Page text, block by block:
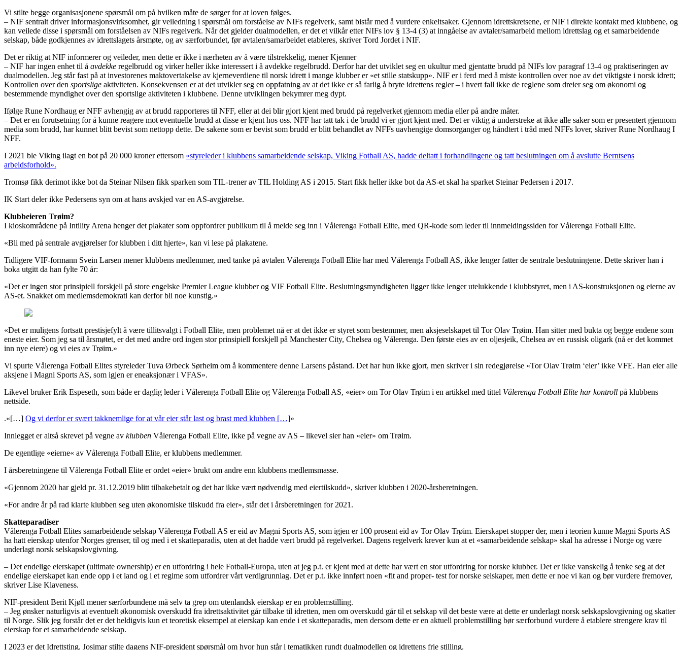
Vi stilte begge organisasjonene spørsmål om på hvilken måte de sørger for at loven følges.
– NIF sentralt driver informasjonsvirksomhet, gir veiledning i spørsmål om forståelse av NIFs regelverk, samt bistår med å vurdere enkeltsaker. Gjennom idrettskretsene, er NIF i direkte kontakt med klubbene, og
kan veilede disse i spørsmål om forståelsen av NIFs regelverk. Når det gjelder dualmodellen, er det et vilkår etter NIFs lov § 13-4 (3) at inngåelse av avtaler/samarbeid mellom idrettslag og et samarbeidende
selskap, både godkjennes av idrettslagets årsmøte, og av særforbundet, før avtalen/samarbeidet etableres, skriver Tord Jordet i NIF.
Det er riktig at NIF informerer og veileder, men dette er ikke i nærheten av å være tilstrekkelig, mener Kjenner
– NIF har ingen enhet til å avdekke regelbrudd og virker heller ikke interessert i å avdekke regelbrudd. Derfor har det utviklet seg en ukultur med gjentatte brudd på NIFs lov paragraf 13-4 og praktiseringen av
dualmodellen. Jeg står fast på at investorenes maktovertakelse av kjerneverdiene til norsk idrett i mange klubber er «et stille statskupp». NIF er i ferd med å miste kontrollen over noe av det viktigste i norsk idrett;
Kontrollen over den sportslige aktiviteten. Konsekvensen er at det utvikler seg en oppfatning av at det ikke er så farlig å bryte idrettens regler – i hvert fall ikke de reglene som dreier seg om økonomi og
bestemmende myndighet over den sportslige aktiviteten i klubbene. Denne utviklingen bekymrer meg dypt.
Ifølge Rune Nordhaug er NFF avhengig av at brudd rapporteres til NFF, eller at dei blir gjort kjent med brudd på regelverket gjennom media eller på andre måter.
– Det er en forutsetning for å kunne reagere mot eventuelle brudd at disse er kjent hos oss. NFF har tatt tak i de brudd vi er gjort kjent med. Det er viktig å understreke at ikke alle saker som er presentert gjennom
media som brudd, har kunnet blitt bevist som nettopp dette. De sakene som er bevist som brudd er blitt behandlet av NFFs uavhengige domsorganger og håndtert i tråd med NFFs lover, skriver Rune Nordhaug I
NFF.
I 2021 ble Viking ilagt en bot på 20 000 kroner ettersom «styreleder i klubbens samarbeidende selskap, Viking Fotball AS, hadde deltatt i forhandlingene og tatt beslutningen om å avslutte Berntsens
arbeidsforhold».
Tromsø fikk derimot ikke bot da Steinar Nilsen fikk sparken som TIL-trener av TIL Holding AS i 2015. Start fikk heller ikke bot da AS-et skal ha sparket Steinar Pedersen i 2017.
IK Start deler ikke Pedersens syn om at hans avskjed var en AS-avgjørelse.
Klubbeieren Trøim?
I kioskområdene på Intility Arena henger det plakater som oppfordrer publikum til å melde seg inn i Vålerenga Fotball Elite, med QR-kode som leder til innmeldingssiden for Vålerenga Fotball Elite.
«Bli med på sentrale avgjørelser for klubben i ditt hjerte», kan vi lese på plakatene.
Tidligere VIF-formann Svein Larsen mener klubbens medlemmer, med tanke på avtalen Vålerenga Fotball Elite har med Vålerenga Fotball AS, ikke lenger fatter de sentrale beslutningene. Dette skriver han i
boka utgitt da han fylte 70 år:
«Det er ingen stor prinsipiell forskjell på store engelske Premier League klubber og VIF Fotball Elite. Beslutningsmyndigheten ligger ikke lenger utelukkende i klubbstyret, men i AS-konstruksjonen og eierne av
AS-et. Snakket om medlemsdemokrati kan derfor bli noe kunstig.»
«Det er muligens fortsatt prestisjefylt å være tillitsvalgt i Fotball Elite, men problemet nå er at det ikke er styret som bestemmer, men aksjeselskapet til Tor Olav Trøim. Han sitter med bukta og begge endene som
eneste eier. Som jeg sa til årsmøtet, er det med andre ord ingen stor prinsipiell forskjell på Manchester City, Chelsea og Vålerenga. Den første eies av en oljesjeik, Chelsea av en russisk oligark (nå er det kommet
inn nye eiere) og vi eies av Trøim.»
Vi spurte Vålerenga Fotball Elites styreleder Tuva Ørbeck Sørheim om å kommentere denne Larsens påstand. Det har hun ikke gjort, men skriver i sin redegjørelse «Tor Olav Trøim ‘eier’ ikke VFE. Han eier alle
aksjene i Magni Sports AS, som igjen er eneaksjonær i VFAS».
Likevel bruker Erik Espeseth, som både er daglig leder i Vålerenga Fotball Elite og Vålerenga Fotball AS, «eier» om Tor Olav Trøim i en artikkel med tittel Vålerenga Fotball Elite har kontroll på klubbens
nettside.
.«[…] Og vi derfor er svært takknemlige for at vår eier står last og brast med klubben […]»
Innlegget er altså skrevet på vegne av klubben Vålerenga Fotball Elite, ikke på vegne av AS – likevel sier han «eier» om Trøim.
De egentlige «eierne« av Vålerenga Fotball Elite, er klubbens medlemmer.
I årsberetningene til Vålerenga Fotball Elite er ordet «eier» brukt om andre enn klubbens medlemsmasse.
«Gjennom 2020 har gjeld pr. 31.12.2019 blitt tilbakebetalt og det har ikke vært nødvendig med eiertilskudd», skriver klubben i 2020-årsberetningen.
«For andre år på rad klarte klubben seg uten økonomiske tilskudd fra eier», står det i årsberetningen for 2021.
Skatteparadiser
Vålerenga Fotball Elites samarbeidende selskap Vålerenga Fotball AS er eid av Magni Sports AS, som igjen er 100 prosent eid av Tor Olav Trøim. Eierskapet stopper der, men i teorien kunne Magni Sports AS
ha hatt eierskap utenfor Norges grenser, til og med i et skatteparadis, uten at det hadde vært brudd på regelverket. Dagens regelverk krever kun at et «samarbeidende selskap» skal ha adresse i Norge og være
underlagt norsk selskapslovgivning.
– Det endelige eierskapet (ultimate ownership) er en utfordring i hele Fotball-Europa, uten at jeg p.t. er kjent med at dette har vært en stor utfordring for norske klubber. Det er ikke vanskelig å tenke seg at det
endelige eierskapet kan ende opp i et land og i et regime som utfordrer vårt verdigrunnlag. Det er p.t. ikke innført noen «fit and proper- test for norske selskaper, men dette er noe vi kan og bør vurdere fremover,
skriver Lise Klaveness.
NIF-president Berit Kjøll mener særforbundene må selv ta grep om utenlandsk eierskap er en problemstilling.
– Jeg ønsker naturligvis at eventuelt økonomisk overskudd fra idrettsaktivitet går tilbake til idretten, men om overskudd går til et selskap vil det beste være at dette er underlagt norsk selskapslovgivning og skatter
til Norge. Slik jeg forstår det er det heldigvis kun et teoretisk eksempel at eierskap kan ende i et skatteparadis, men dersom dette er en aktuell problemstilling bør særforbund vurdere å etablere strengere krav til
eierskap for et samarbeidende selskap.
I 2023 er det Idrettsting. Josimar stilte dagens NIF-president spørsmål om hvor hun står i tematikken rundt dualmodellen og idrettens frie stilling.